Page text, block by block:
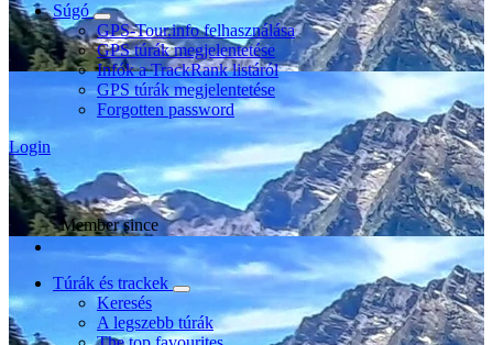
Súgó
GPS-Tour.info felhasználása
GPS túrák megjelentetése
Infók a TrackRank listáról
GPS túrák megjelentetése
Forgotten password
Login
Member since
Túrák és trackek
Keresés
A legszebb túrák